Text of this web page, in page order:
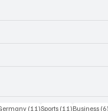
Beiträge(11)11 Beiträge
Sports (11)11 Beiträge
Business (6)